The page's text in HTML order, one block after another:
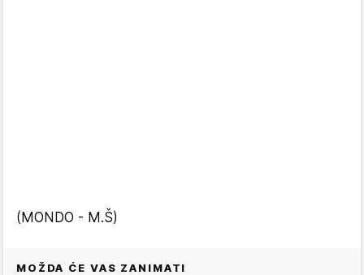
(MONDO - M.Š)
MOŽDA ĆE VAS ZANIMATI